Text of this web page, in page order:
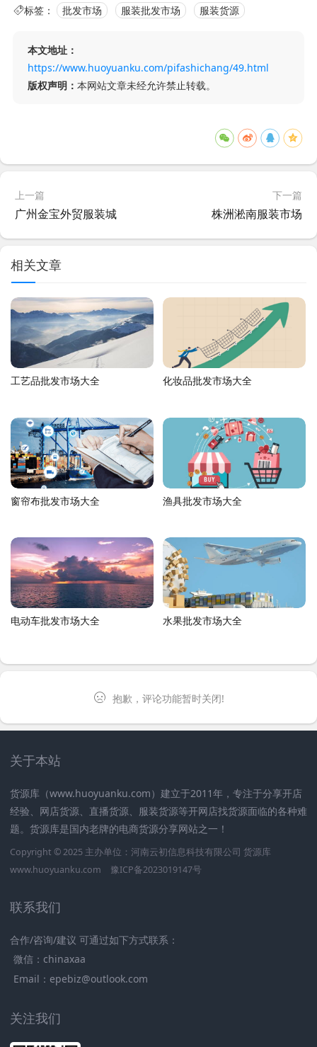
标签： 批发市场 服装批发市场 服装货源
本文地址：
https://www.huoyuanku.com/pifashichang/49.html
版权声明： 本网站文章未经允许禁止转载。
上一篇
广州金宝外贸服装城
下一篇
株洲淞南服装市场
相关文章
工艺品批发市场大全 化妆品批发市场大全
窗帘布批发市场大全 渔具批发市场大全
电动车批发市场大全 水果批发市场大全
抱歉，评论功能暂时关闭!
关于本站
货源库（www.huoyuanku.com）建立于2011年，专注于分享开店
经验、网店货源、直播货源、服装货源等开网店找货源面临的各种难
题。货源库是国内老牌的电商货源分享网站之一！
Copyright © 2025 主办单位：河南云初信息科技有限公司 货源库
www.huoyuanku.com
豫ICP备2023019147号
联系我们
合作/咨询/建议 可通过如下方式联系：
微信：chinaxaa
Email：epebiz@outlook.com
关注我们